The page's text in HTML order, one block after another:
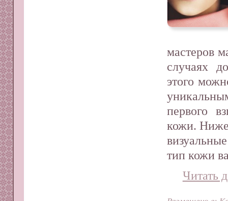
мастеров
случаях
этого
первого
кожи.
тип кожи
Читать